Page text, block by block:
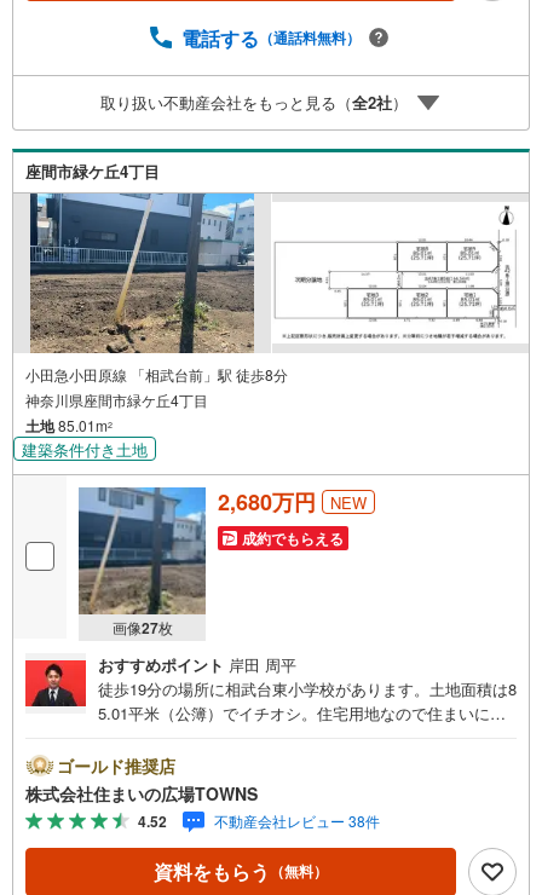
っております。○住宅ローンのご相談○ライフプランのシミ
なスタッフが親身になってお客様に合った物件をご紹介さ
せて頂きます！ /他社様掲載物件も併せてご紹介可能ですの
でお気軽にお問い合わせ下さい♪駐車場もございますの
で、お車でのお越しも大歓迎です！
電話する （通話料無料）
取り扱い不動産会社をもっと見る（全2社）
座間市緑ケ丘4丁目
小田急小田原線 「相武台前」駅 徒歩8分
神奈川県座間市緑ケ丘4丁目
土地85.01m2
建築条件付き土地
画像27枚
2,680万円 NEW
成約でもらえる
おすすめポイント 岸田 周平
徒歩19分の場所に相武台東小学校があります。土地面積は8
5.01平米（公簿）でイチオシ。住宅用地なので住まいに適
はないでしょうか。平坦地なので周辺に坂道がなく買いも
のや通勤での負担が少ない立地です。駅から徒歩8分圏内に
立地しています。立地している第一種住居地域は、住宅や
商業施設、工場などが混在している市街地のうち住宅の割
合が高い地域です。売地をお探しの方に、こちらの土地は
イチオシです。【年中無休/9:00～21:00】人気物件は特に
ゴールド推奨店
株式会社住まいの広場TOWNS
4.52 不動産会社レビュー 38件
資料をもらう （無料）